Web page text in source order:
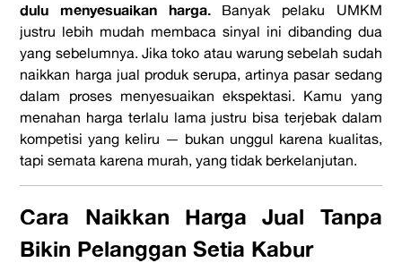
dulu menyesuaikan harga.Banyak pelaku UMKM
justru lebih mudah membaca sinyal ini dibanding dua
yang sebelumnya. Jika toko atau warung sebelah sudah
naikkan harga jual produk serupa, artinya pasar sedang
dalam proses menyesuaikan ekspektasi. Kamu yang
menahan harga terlalu lama justru bisa terjebak dalam
kompetisi yang keliru — bukan unggul karena kualitas,
tapi semata karena murah, yang tidak berkelanjutan.
Cara Naikkan Harga Jual Tanpa
Bikin Pelanggan Setia Kabur